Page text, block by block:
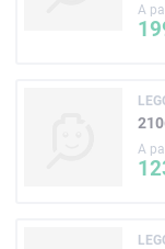
A
A